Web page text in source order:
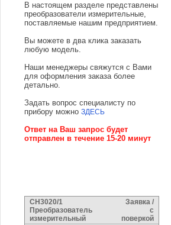
В настоящем разделе представлены
преобразователи измерительные,
поставляемые нашим предприятием.
Вы можете в два клика заказать
любую модель.
Наши менеджеры свяжутся с Вами
для оформления заказа более
детально.
Задать вопрос специалисту по
прибору можно ЗДЕСЬ
Ответ на Ваш запрос будет
отправлен в течение 15-20 минут
СН3020/1
Преобразователь
измерительный
Заявка /
с
поверкой